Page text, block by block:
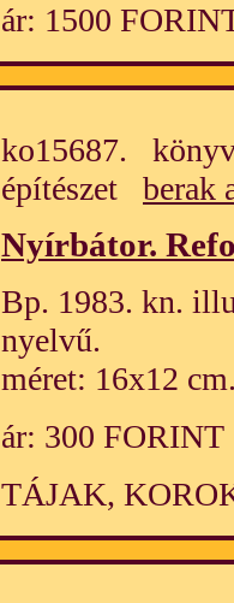
ár: 1500
ko15687.
építészet berak
Nyírbátor.
Bp. 1983. kn.
nyelvű.
méret: 16x12
ár: 300 FORINT
TÁJAK,